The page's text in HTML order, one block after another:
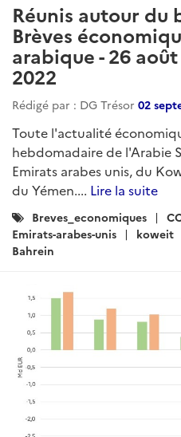
Réunis autour du
Brèves
arabique - 26
2022
Rédigé par : DG Trésor 02
Toute l'actualité
hebdomadaire de l'Arabie
Emirats arabes unis, du
du Yémen.... Lire la suite
Catégories
:
Breves_economiques
Emirats-arabes-unis
koweit
Bahrein